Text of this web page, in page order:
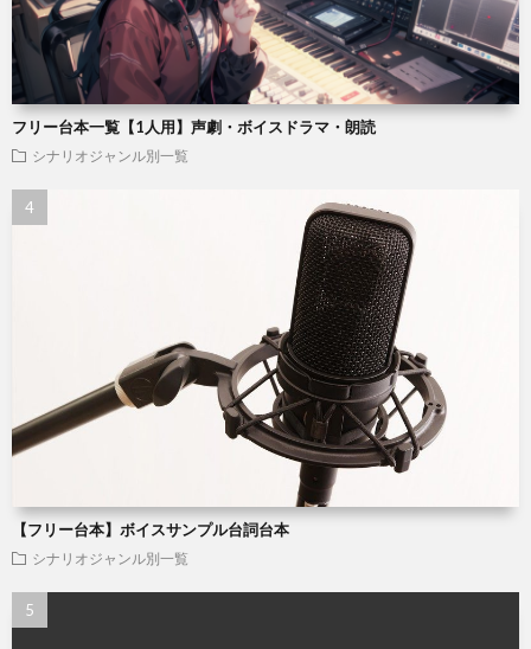
フリー台本一覧【1人用】声劇・ボイスドラマ・朗読
シナリオジャンル別一覧
【フリー台本】ボイスサンプル台詞台本
シナリオジャンル別一覧